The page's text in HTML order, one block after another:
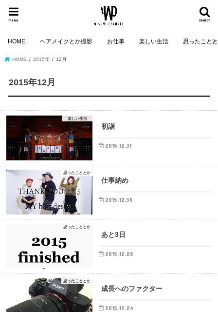
search
menu
HOME ヘアメイクとか撮影 お仕事 楽しい生活 思ったこと
HOME 2015年 12月
2015年12月
楽しい生活
初詣
2015.12.31
思ったこととか
仕事納め
2015.12.30
思ったこととか
あと3日
2015.12.28
思ったこととか
成長へのファクター
2015.12.24